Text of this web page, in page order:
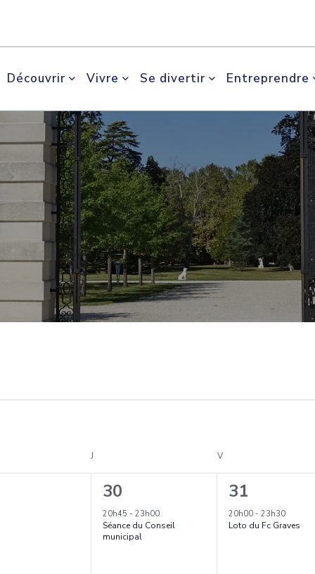
Découvrir Vivre Se divertir Entreprendre
J V
1
é
v
30
20h45 - 23h00
Séance du Conseil
municipal
1
é
31
20h00-23h30
Loto du Fc Graves